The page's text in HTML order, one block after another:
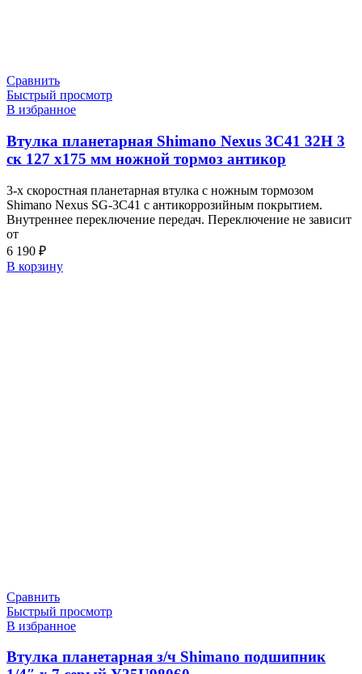
Сравнить
Быстрый просмотр
В избранное
Втулка планетарная Shimano Nexus 3C41 32H 3
ск 127 х175 мм ножной тормоз антикор
3-х скоростная планетарная втулка с ножным тормозом
Shimano Nexus SG-3C41 с антикоррозийным покрытием.
Внутреннее переключение передач. Переключение не зависит
от
6 190 ₽
В корзину
Сравнить
Быстрый просмотр
В избранное
Втулка планетарная з/ч Shimano подшипник